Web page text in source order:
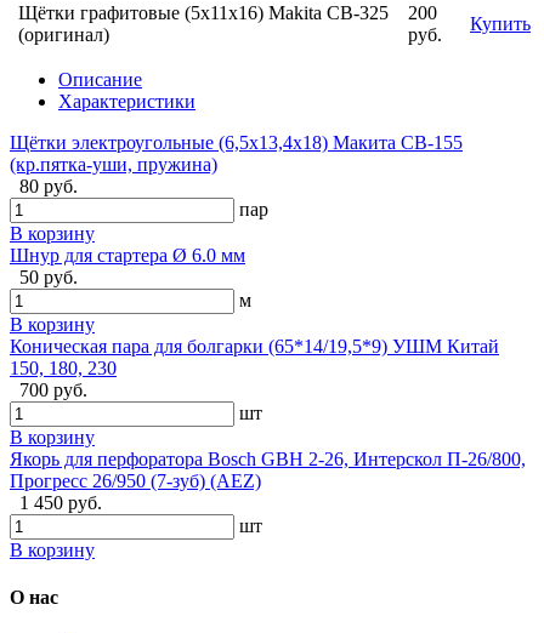
Щётки графитовые (5x11x16) Makita СВ-325
(оригинал)
200
руб.
Купить
Описание
Характеристики
Щётки электроугольные (6,5х13,4х18) Макита CB-155
(кр.пятка-уши, пружина)
80 руб.
пар
В корзину
Шнур для стартера Ø 6.0 мм
50 руб.
м
В корзину
Коническая пара для болгарки (65*14/19,5*9) УШМ Китай
150, 180, 230
700 руб.
шт
В корзину
Якорь для перфоратора Bosch GBH 2-26, Интерскол П-26/800,
Прогресс 26/950 (7-зуб) (AEZ)
1 450 руб.
шт
В корзину
О нас